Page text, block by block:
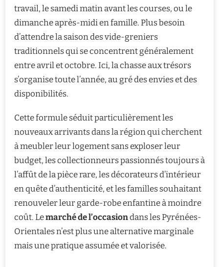
travail, le samedi matin avant les courses, ou le
dimanche après-midi en famille. Plus besoin
d’attendre la saison des vide-greniers
traditionnels qui se concentrent généralement
entre avril et octobre. Ici, la chasse aux trésors
s’organise toute l’année, au gré des envies et des
disponibilités.
Cette formule séduit particulièrement les
nouveaux arrivants dans la région qui cherchent
à meubler leur logement sans exploser leur
budget, les collectionneurs passionnés toujours à
l’affût de la pièce rare, les décorateurs d’intérieur
en quête d’authenticité, et les familles souhaitant
renouveler leur garde-robe enfantine à moindre
coût. Lemarché de l’occasiondans les Pyrénées-
Orientales n’est plus une alternative marginale
mais une pratique assumée et valorisée.